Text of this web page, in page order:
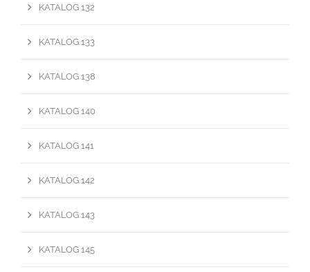
KATALOG 132
KATALOG 133
KATALOG 138
KATALOG 140
KATALOG 141
KATALOG 142
KATALOG 143
KATALOG 145